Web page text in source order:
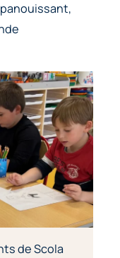
de Scola